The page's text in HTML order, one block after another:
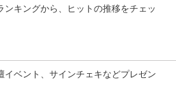
ンキングから、ヒットの推移をチェッ
イベント、サインチェキなどプレゼン